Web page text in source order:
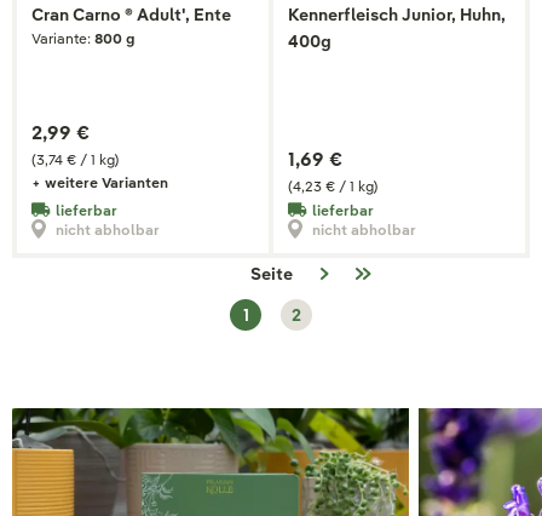
Cran Carno ® Adult', Ente
Variante: 800 g
(3,74 € / 1 kg)
2,99 €
+ weitere Varianten
lieferbar
nicht abholbar
Kennerfleisch Junior, Huhn,
400g
(4,23 € / 1 kg)
1,69 €
lieferbar
nicht abholbar
Seite
1
2